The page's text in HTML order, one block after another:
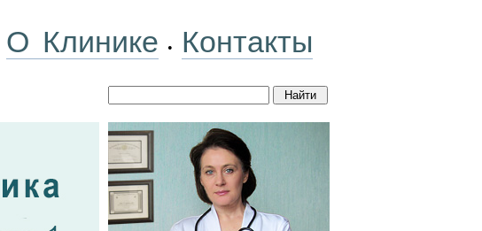
О Клинике • Контакты